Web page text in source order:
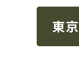
東